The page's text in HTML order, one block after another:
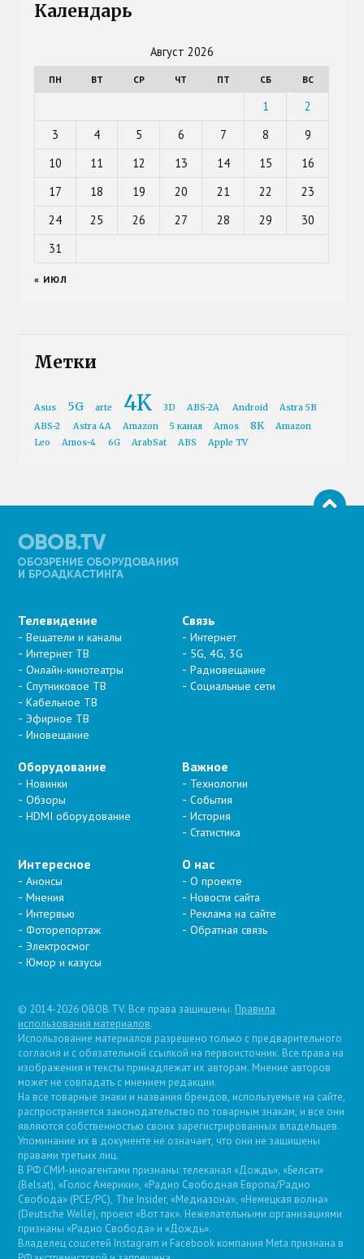
Календарь
Август 2026
ПН ВТ СР ЧТ ПТ СБ ВС
1
2
3
4 5 6 7 8
9
10
11 12 13 14 15
16
17
18 19 20 21 22
23
24
25 26 27 28 29
30
31
« ИЮЛ
Метки
Asus 5G arte 4K 3D ABS-2A Android
Astra 5B
ABS-2
Astra 4A Amazon 5 канал Amos 8K
Amazon
Leo
Amos-4 6G ArabSat ABS Apple TV
Телевидение
Вещатели и каналы
Интернет ТВ
Онлайн-кинотеатры
Спутниковое ТВ
Кабельное ТВ
Эфирное ТВ
Иновещание
Связь
Интернет
5G, 4G, 3G
Радиовещание
Социальные сети
Оборудование
Новинки
Обзоры
HDMI оборудование
Важное
Технологии
События
История
Статистика
Интересное
Анонсы
Мнения
Интервью
Фоторепортаж
Электросмог
Юмор и казусы
О нас
О проекте
Новости сайта
Реклама на сайте
Обратная связь
© 2014-2026 OBOB.TV. Все права защищены. Правила
использования материалов.
Использование материалов разрешено только с предварительного
согласия и с обязательной ссылкой на первоисточник. Все права на
изображения и тексты принадлежат их авторам. Мнение авторов
может не совпадать с мнением редакции.
На все товарные знаки и названия брендов, используемые на сайте,
распространяется законодательство по товарным знакам, и все они
являются собственностью своих зарегистрированных владельцев.
Упоминание их в документе не означает, что они не защищены
правами третьих лиц.
В РФ СМИ-иноагентами признаны: телеканал «Дождь», «Белсат»
(Belsat), «Голос Америки», «Радио Свободная Европа/Радио
Свобода» (PCE/PC), The Insider, «Медиазона», «Немецкая волна»
(Deutsche Welle), проект «Вот так». Нежелательными организациями
признаны «Радио Свобода» и «Дождь».
Владелец соцсетей Instagram и Facebook компания Metа признана в